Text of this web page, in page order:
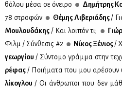
θό­λου μέ­σα σε όνει­ρο
Δη­μή­τρης
78 στρο­φών
Θέ­μης Λι­βε­ριά­δης/
Μου­λου­δά­κης/ Και λοι­πόν τι;
Φιλμ / Σύν­θε­σις #2
Νί­κος Ξέ­νιος/
γε­ωρ­γί­ου/ Σύ­ντο­μο γράμ­μα στην
ρέ­φας/ Ποι­ή­μα­τα που μου αρέ­σουν
λί­κο­γλου/ Οι άν­θρω­ποι που δεν